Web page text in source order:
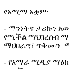
የአሚማ አቋም:
- ማንነትና ታሪኩን
የሚችል ማህበረሰብ
ማህበራዊ፣ ጥቅሙን
- የአማራ ሚዲያ